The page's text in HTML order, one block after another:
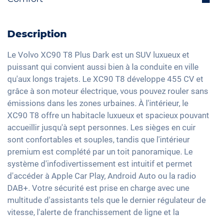
Rétroviseurs extérieurs escamotables
Volant multifonctions
Feux arrière à LED
Détecteur de luminosité et de pluie
Rétroviseurs extérieurs jour/nuit automatique
Rétroviseurs extérieurs à réglage électrique
Rétroviseur intérieur jour/nuit automatique
21" jantes en aluminium
Reconnaissance des panneaux de signalisation
Contrôle de pression des pneus
Assistant de freinage d'urgence
Détection des piétons
Dispositif mains-libres
Système audio haute définition
Interface USB
Apple Car Play
Android Auto
Ecran tactile
Recharge téléphone sans fil
Full Digital Cockpit
Camera de recul
Aide active au stationnement
Toit panoramique
Ajustement électrique du siège
Keyless Entry & Go
Sièges chauffants avant/arrière
Sièges en cuir
Réglage du siège à mémoire
Vitres surteintées
Lumière d'ambiance
Volant chauffant
Description
Le Volvo XC90 T8 Plus Dark est un SUV luxueux et
puissant qui convient aussi bien à la conduite en ville
qu'aux longs trajets. Le XC90 T8 développe 455 CV et
grâce à son moteur électrique, vous pouvez rouler sans
émissions dans les zones urbaines. À l'intérieur, le
XC90 T8 offre un habitacle luxueux et spacieux pouvant
accueillir jusqu'à sept personnes. Les sièges en cuir
sont confortables et souples, tandis que l'intérieur
premium est complété par un toit panoramique. Le
système d'infodivertissement est intuitif et permet
d'accéder à Apple Car Play, Android Auto ou la radio
DAB+. Votre sécurité est prise en charge avec une
multitude d'assistants tels que le dernier régulateur de
vitesse, l'alerte de franchissement de ligne et la